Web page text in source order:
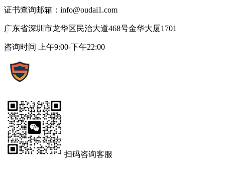
证书查询邮箱：info@oudai1.com
广东省深圳市龙华区民治大道468号金华大厦1701
咨询时间 上午9:00-下午22:00
扫码咨询客服